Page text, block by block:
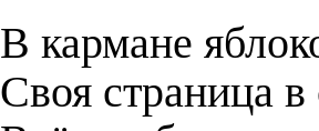
В кармане
Своя страница в